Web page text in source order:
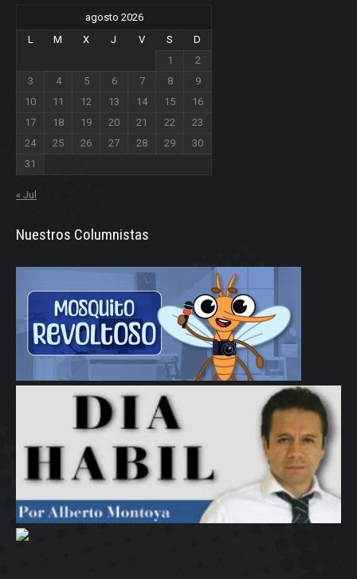
agosto 2026
L
M X J V S
D
1
2
3
4 5 6 7 8
9
10
11 12 13 14 15
16
17
18 19 20 21 22
23
24
25 26 27 28 29
30
31
« Jul
Nuestros Columnistas